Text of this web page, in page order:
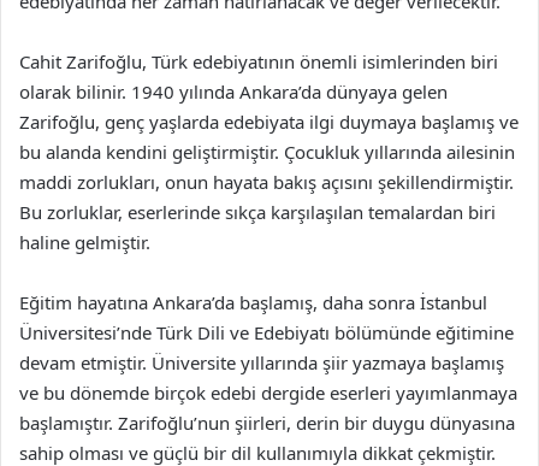
Cahit Zarifoğlu, Türk edebiyatının önemli isimlerinden biri
olarak bilinir. 1940 yılında Ankara’da dünyaya gelen
Zarifoğlu, genç yaşlarda edebiyata ilgi duymaya başlamış ve
bu alanda kendini geliştirmiştir. Çocukluk yıllarında ailesinin
maddi zorlukları, onun hayata bakış açısını şekillendirmiştir.
Bu zorluklar, eserlerinde sıkça karşılaşılan temalardan biri
haline gelmiştir.
Eğitim hayatına Ankara’da başlamış, daha sonra İstanbul
Üniversitesi’nde Türk Dili ve Edebiyatı bölümünde eğitimine
devam etmiştir. Üniversite yıllarında şiir yazmaya başlamış
ve bu dönemde birçok edebi dergide eserleri yayımlanmaya
başlamıştır. Zarifoğlu’nun şiirleri, derin bir duygu dünyasına
sahip olması ve güçlü bir dil kullanımıyla dikkat çekmiştir.